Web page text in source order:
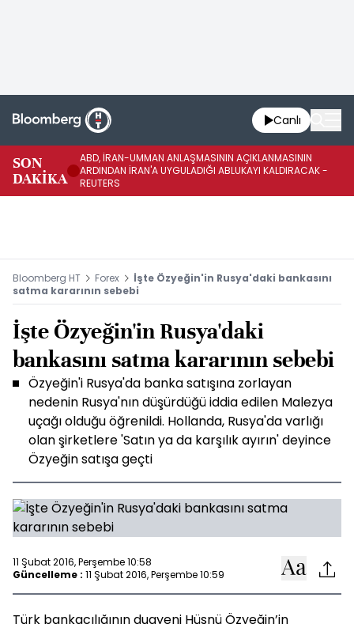
Canlı
SON
DAKİKA
ABD, İRAN-UMMAN ANLAŞMASININ AÇIKLANMASININ
ARDINDAN İRAN'A UYGULADIĞI ABLUKAYI KALDIRACAK -
REUTERS
Bloomberg HT Forex
İşte Özyeğin'in Rusya'daki bankasını
satma kararının sebebi
İşte Özyeğin'in Rusya'daki
bankasını satma kararının sebebi
Özyeğin'i Rusya'da banka satışına zorlayan
nedenin Rusya'nın düşürdüğü iddia edilen Malezya
uçağı olduğu öğrenildi. Hollanda, Rusya'da varlığı
olan şirketlere 'Satın ya da karşılık ayırın' deyince
Özyeğin satışa geçti
11 Şubat 2016, Perşembe 10:58
Güncelleme : 11 Şubat 2016, Perşembe 10:59
Türk bankacılığının duayeni Hüsnü Özyeğin’in